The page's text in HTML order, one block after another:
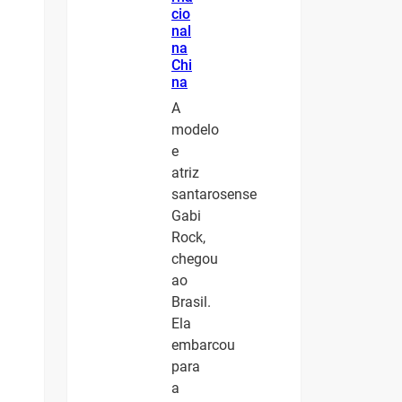
cio
nal
na
Chi
na
A
modelo
e
atriz
santarosense
Gabi
Rock,
chegou
ao
Brasil.
Ela
embarcou
para
a